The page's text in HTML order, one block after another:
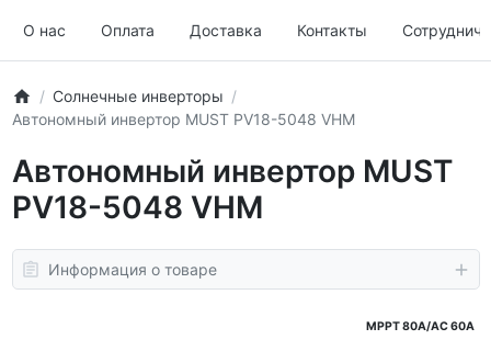
О нас Оплата Доставка Контакты
Солнечные инверторы
Автономный инвертор MUST PV18-5048 VHM
Автономный инвертор MUST
PV18-5048 VHM
Информация о товаре
MPPT 80A/AC 60А